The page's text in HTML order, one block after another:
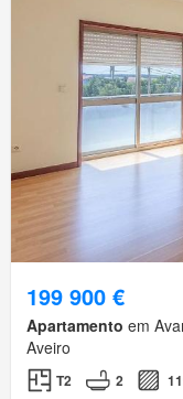
199 900 €
Apartamento em
Aveiro
T2 2